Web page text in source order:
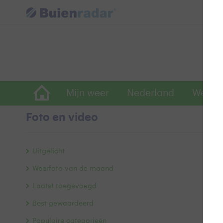
Mijn weer Nederland
Foto en video
Uitgelicht
Weerfoto van de maand
Laatst toegevoegd
Best gewaardeerd
Populaire categorieën